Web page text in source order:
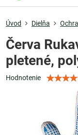
Úvod Dielňa
Červa
pletené,
Hodnotenie